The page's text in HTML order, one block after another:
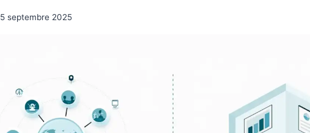
5 septembre 2025